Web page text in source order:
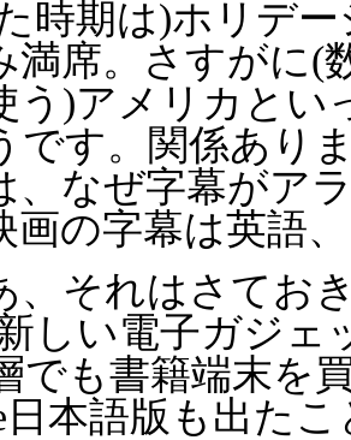
時期は)ホリデ
満席。さすがに(
う)アメリカとい
です。関係あり
、なぜ字幕がア
画の字幕は英語
それはさてお
しい電子ガジェ
でも書籍端末を
日本語版も出た